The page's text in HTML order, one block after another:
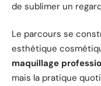
de sublimer un
Le parcours se
esthétique
maquillage
mais la pratique